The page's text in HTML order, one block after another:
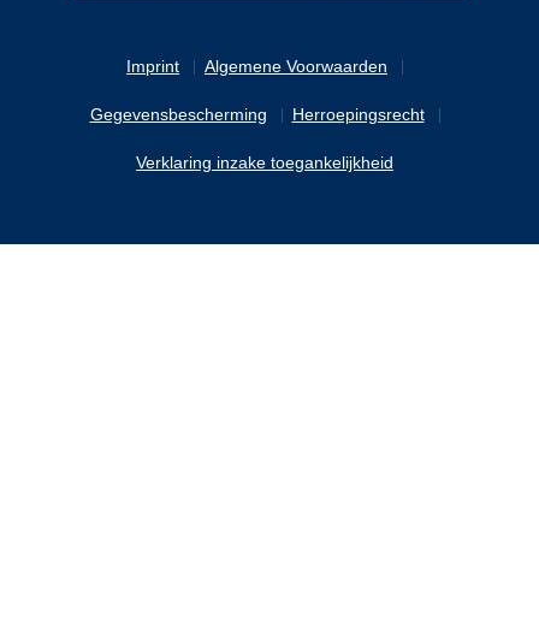
Imprint Algemene Voorwaarden
Gegevensbescherming Herroepingsrecht
Verklaring inzake toegankelijkheid